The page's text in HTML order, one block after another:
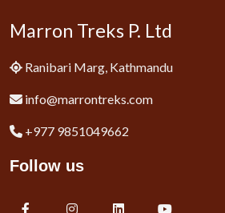
Marron Treks P. Ltd
Ranibari Marg, Kathmandu
info@marrontreks.com
+977 9851049662
Follow us